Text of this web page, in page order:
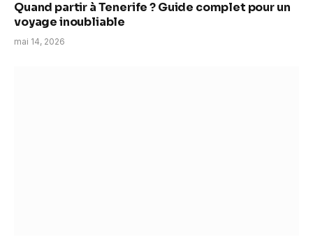
Quand partir à Tenerife ? Guide complet pour un
voyage inoubliable
mai 14, 2026